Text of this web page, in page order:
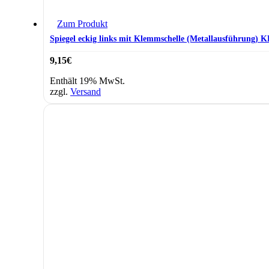
Zum Produkt
Spiegel eckig links mit Klemmschelle (Metallausführung)
9,15€
Enthält 19% MwSt.
zzgl. Versand